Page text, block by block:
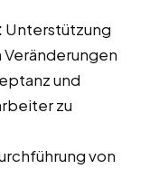
Unterstützung
und
zu
von